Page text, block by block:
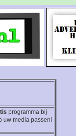
programma bij
uw media passen!